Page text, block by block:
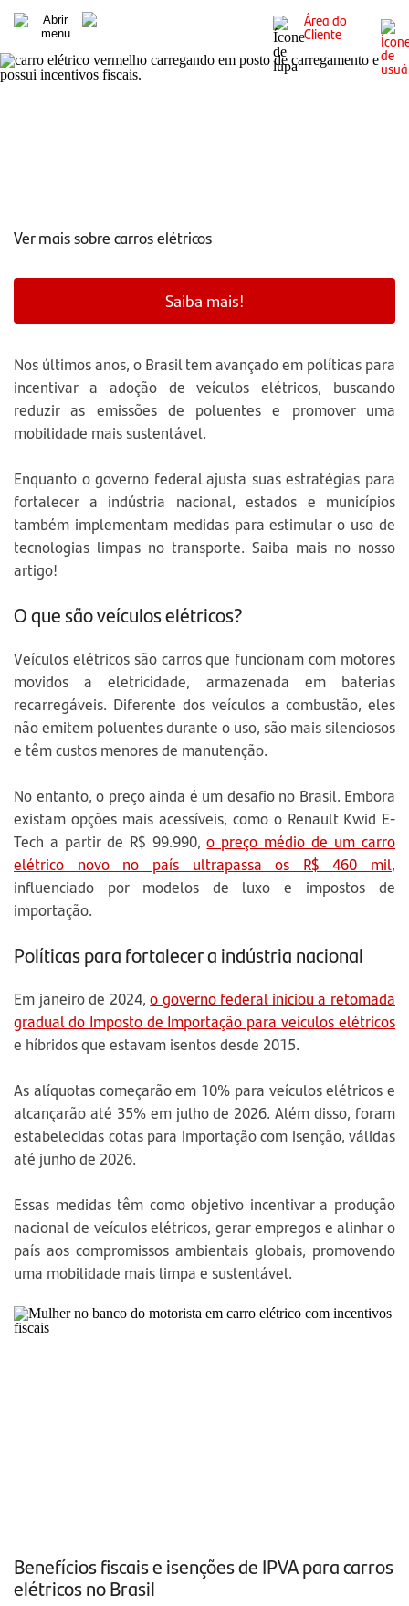
Área do
Cliente
Nos últimos anos, o Brasil tem avançado em políticas para
incentivar a adoção de veículos elétricos, buscando
reduzir as emissões de poluentes e promover uma
mobilidade mais sustentável.
Enquanto o governo federal ajusta suas estratégias para
fortalecer a indústria nacional, estados e municípios
também implementam medidas para estimular o uso de
tecnologias limpas no transporte. Saiba mais no nosso
artigo!
O que são veículos elétricos?
Veículos elétricos são carros que funcionam com motores
movidos a eletricidade, armazenada em baterias
recarregáveis. Diferente dos veículos a combustão, eles
não emitem poluentes durante o uso, são mais silenciosos
e têm custos menores de manutenção.
No entanto, o preço ainda é um desafio no Brasil. Embora
existam opções mais acessíveis, como o Renault Kwid E-
Tech a partir de R$ 99.990,o preço médio de um carro
elétrico novo no país ultrapassa os R$ 460 mil,
influenciado por modelos de luxo e impostos de
importação.
Políticas para fortalecer a indústria nacional
Em janeiro de 2024,o governo federal iniciou a retomada
gradual do Imposto de Importação para veículos elétricos
e híbridos que estavam isentos desde 2015.
As alíquotas começarão em 10% para veículos elétricos e
alcançarão até 35% em julho de 2026. Além disso, foram
estabelecidas cotas para importação com isenção, válidas
até junho de 2026.
Essas medidas têm como objetivo incentivar a produção
nacional de veículos elétricos, gerar empregos e alinhar o
país aos compromissos ambientais globais, promovendo
uma mobilidade mais limpa e sustentável.
Benefícios fiscais e isenções de IPVA para carros
elétricos no Brasil
Saiba mais!
Ver mais sobre carros elétricos